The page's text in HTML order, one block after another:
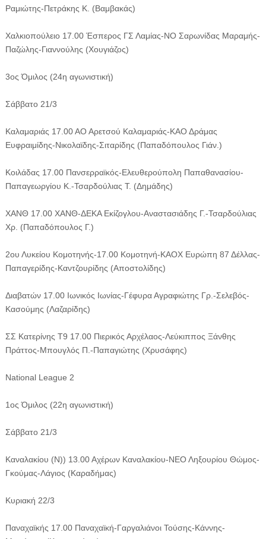
Ραμιώτης-Πετράκης Κ. (Βαμβακάς)
Χαλκιοπούλειο 17.00 Έσπερος ΓΣ Λαμίας-ΝΟ Σαρωνίδας Μαραμής-
Παζώλης-Γιαννούλης (Χουγιάζος)
3ος Όμιλος (24η αγωνιστική)
Σάββατο 21/3
Καλαμαριάς 17.00 ΑΟ Αρετσού Καλαμαριάς-ΚΑΟ Δράμας
Ευφραιμίδης-Νικολαϊδης-Σιταρίδης (Παπαδόπουλος Γιάν.)
Κοιλάδας 17.00 Πανσερραϊκός-Ελευθερούπολη Παπαθανασίου-
Παπαγεωργίου Κ.-Τσαρδούλιας Τ. (Δημάδης)
ΧΑΝΘ 17.00 ΧΑΝΘ-ΔΕΚΑ Εκίζογλου-Αναστασιάδης Γ.-Τσαρδούλιας
Χρ. (Παπαδόπουλος Γ.)
2ου Λυκείου Κομοτηνής-17.00 Κομοτηνή-ΚΑΟΧ Ευρώπη 87 Δέλλας-
Παπαγερίδης-Καντζουρίδης (Αποστολίδης)
Διαβατών 17.00 Ιωνικός Ιωνίας-Γέφυρα Αγραφιώτης Γρ.-Σελεβός-
Κασούμης (Λαζαρίδης)
ΣΣ Κατερίνης Τ9 17.00 Πιερικός Αρχέλαος-Λεύκιππος Ξάνθης
Πράττος-Μπουγλός Π.-Παπαγιώτης (Χρυσάφης)
National League 2
1ος Όμιλος (22η αγωνιστική)
Σάββατο 21/3
Καναλακίου (Ν)) 13.00 Αχέρων Καναλακίου-ΝΕΟ Ληξουρίου Θώμος-
Γκούμας-Λάγιος (Καραδήμας)
Κυριακή 22/3
Παναχαϊκής 17.00 Παναχαϊκή-Γαργαλιάνοι Τούσης-Κάννης-